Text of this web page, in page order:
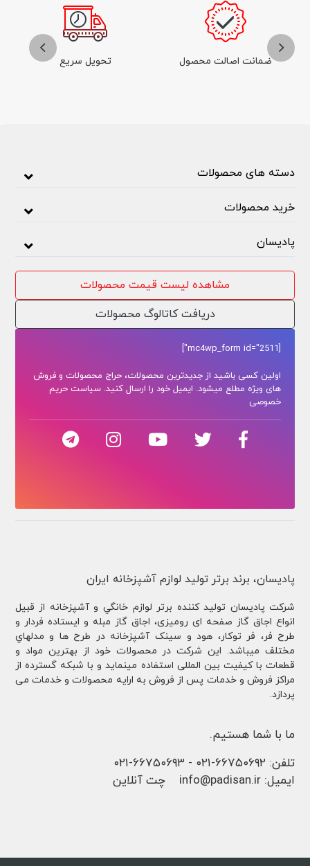
ضمانت اصالت محصول تحویل سریع
دسته های محصولات
خرید محصولات
پادیسان
مشاهده لیست قیمت محصولات
دریافت کاتالوگ محصولات
[mc4wp_form id="2511"]
اولین کسی باشید از جدیدترین محصولات، حراج محصولات و فروش
های ویژه مطلع میشود. ایمیل خود را ارسال کنید. سیاست حریم
خصوصی
پادیسان، برند برتر تولید لوازم آشپزخانه ایران
شركت پادیسان توليد کننده برتر لوازم خانگي و آشپزخانه از قبيل
انواع اجاق گاز صفحه ای رومیزی، اجاق گاز مبله و ایستاده فردار و
طرح فر، فر توكار، هود و سینک آشپزخانه در طرح ها و مدلهاي
مختلف ميباشد. این شرکت در محصولات خود از بهترین مواد و
قطعات با کیفیت بین المللی استفاده مینماید و با شبکه گسترده از
مراکز فروش و خدمات پس از فروش به ارایه محصولات و خدمات می
پردازد.
ما با شما هستیم.
تلفن: ۶۶۷۵۰۶۹۲-۰۲۱ - ۶۶۷۵۰۶۹۳-۰۲۱
ایمیل: info@padisan.ir چت آنلاین